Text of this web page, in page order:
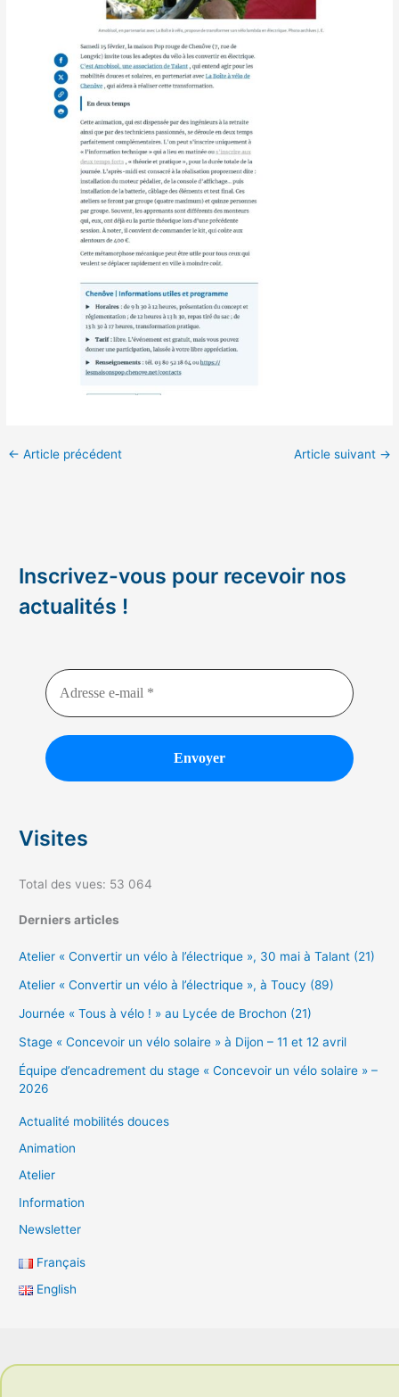
← Article précédent Article suivant →
Inscrivez-vous pour recevoir nos
actualités !
Visites
Total des vues: 53 064
Derniers articles
Atelier « Convertir un vélo à l’électrique », 30 mai à Talant (21)
Atelier « Convertir un vélo à l’électrique », à Toucy (89)
Journée « Tous à vélo ! » au Lycée de Brochon (21)
Stage « Concevoir un vélo solaire » à Dijon – 11 et 12 avril
Équipe d’encadrement du stage « Concevoir un vélo solaire » –
2026
Actualité mobilités douces
Animation
Atelier
Information
Newsletter
Français
English